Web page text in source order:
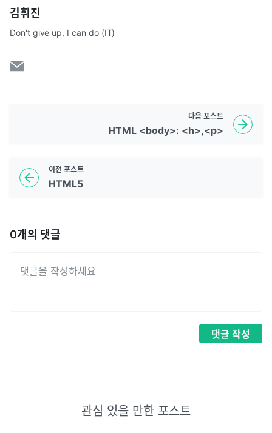
김휘진
Don't give up, I can do (IT)
이전 포스트
HTML5
다음 포스트
HTML <body>: <h>,<p>
0개의 댓글
댓글 작성
관심 있을 만한 포스트